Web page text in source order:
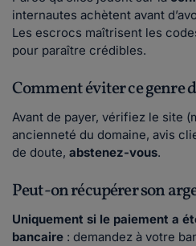
internautes achètent avant
Les escrocs maîtrisent les
pour paraître crédibles.
Comment éviter ce genre
Avant de payer, vérifiez le site
ancienneté du domaine, avis
de doute, abstenez-vous.
Peut-on récupérer son
Uniquement si le paiement a
bancaire : demandez à votre